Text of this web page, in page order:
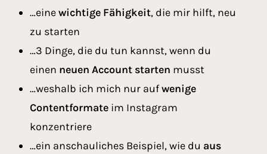
…einewichtige Fähigkeit, die mir hilft, neu
zu starten
…3 Dinge, die du tun kannst, wenn du
einen neuen Account starten musst
…weshalb ich mich nur aufwenige
Contentformate im Instagram
konzentriere
…ein anschauliches Beispiel, wie du aus